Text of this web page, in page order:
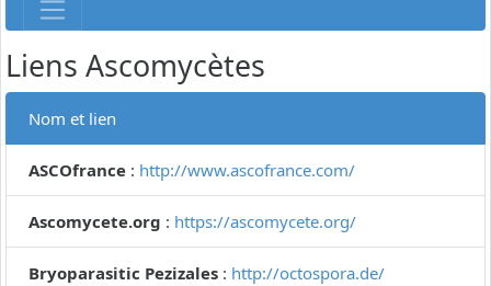
Liens Ascomycètes
Nom et lien
ASCOfrance : http://www.ascofrance.com/
Ascomycete.org : https://ascomycete.org/
Bryoparasitic Pezizales : http://octospora.de/